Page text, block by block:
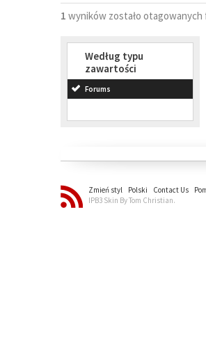
1 wyników zostało otagowanych
Według typu
zawartości
Forums
Zmień styl Polski Contact Us
IPB3 Skin By Tom Christian.